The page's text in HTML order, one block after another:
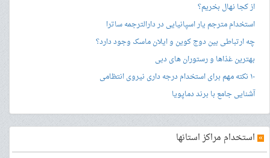
از کجا نهال بخریم؟
استخدام مترجم یار اسپانیایی در دارالترجمه ساترا
چه ارتباطی بین دوج کوین و ایلان ماسک وجود دارد؟
بهترین غذاها و رستوران های دبی
۱۰ نکته مهم برای استخدام درجه داری نیروی انتظامی
آشنایی جامع با برند دماپویا
» استخدام مراکز استانها